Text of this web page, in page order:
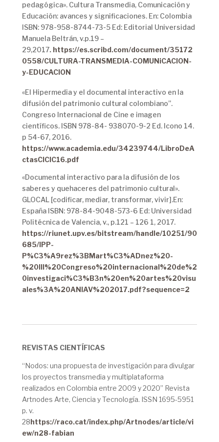
pedagógica». Cultura Transmedia, Comunicación y
Educación: avances y significaciones. En: Colombia
ISBN: 978-958-8744-73-5 Ed: Editorial Universidad
Manuela Beltrán, v.p.19 –
29,2017. https://es.scribd.com/document/35172
0558/CULTURA-TRANSMEDIA-COMUNiCACION-
y-EDUCACION
«El Hipermedia y el documental interactivo en la
difusión del patrimonio cultural colombiano”.
Congreso Internacional de Cine e imagen
científicos. ISBN 978-84- 938070-9-2 Ed. Icono 14.
p 54-67, 2016.
https://www.academia.edu/34239744/LibroDeA
ctasCICIC16.pdf
«Documental interactivo para la difusión de los
saberes y quehaceres del patrimonio cultural».
GLOCAL [codificar, mediar, transformar, vivir].En:
España ISBN: 978-84-9048-573-6 Ed: Universidad
Politécnica de Valencia, v., p.121 – 126 1, 2017.
https://riunet.upv.es/bitstream/handle/10251/90
685/IPP-
P%C3%A9rez%3BMart%C3%ADnez%20-
%20III%20Congreso%20internacional%20de%2
0investigaci%C3%B3n%20en%20artes%20visu
ales%3A%20ANIAV%202017.pdf?sequence=2
REVISTAS CIENTÍFICAS
“Nodos: una propuesta de investigación para divulgar
los proyectos transmedia y multiplataforma
realizados en Colombia entre 2009 y 2020” Revista
Artnodes Arte, Ciencia y Tecnología. ISSN 1695-5951
p. v.
28https://raco.cat/index.php/Artnodes/article/vi
ew/n28-fabian